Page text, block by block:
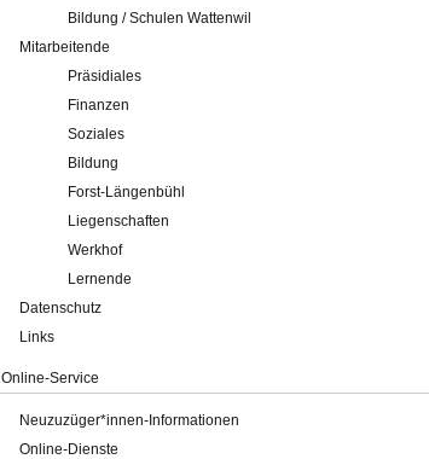
Bildung / Schulen Wattenwil
Mitarbeitende
Präsidiales
Finanzen
Soziales
Bildung
Forst-Längenbühl
Liegenschaften
Werkhof
Lernende
Datenschutz
Links
Online-Service
Neuzuzüger*innen-Informationen
Online-Dienste